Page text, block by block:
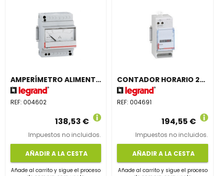
AMPERÍMETRO ALIMENTACIÓN DIRECTA CA / CC
REF: 004602
138,53 €
Impuestos no incluidos.
AÑADIR A LA CESTA
Añade al carrito y sigue el proceso
CONTADOR HORARIO 24V 2 MÓDULOS
REF:004691
194,55 €
Impuestos no incluidos.
AÑADIR A LA CESTA
Añade al carrito y sigue el proceso